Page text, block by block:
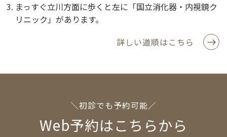
まっすぐ立川方面に歩くと左に「国立消化器・内視鏡ク
リニック」があります。
詳しい道順はこちら
＼初診でも予約可能／
Web予約はこちらから